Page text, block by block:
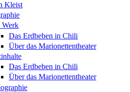
Kleist
Werk
Das Erdbeben in Chili
Über das Marionettentheater
Das Erdbeben in Chili
Über das Marionettentheater